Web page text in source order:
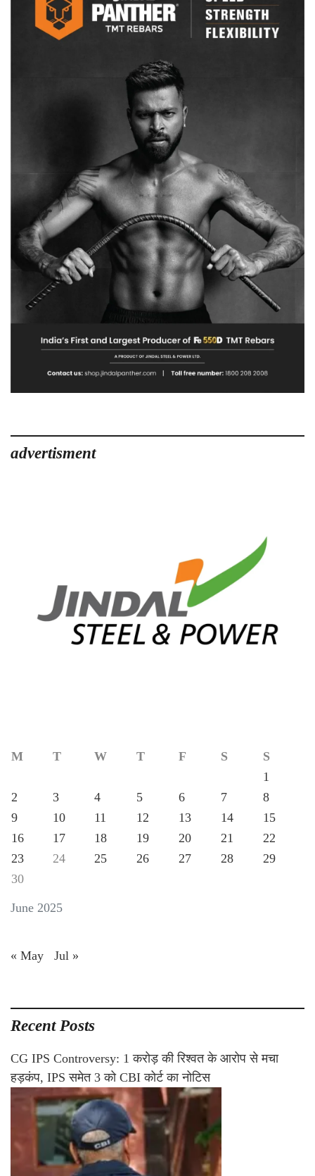
advertisment
June 2025
M T W T F S
S
1
2
3 4 5 6 7
8
9
10 11 12 13 14
15
16
17 18 19 20 21
22
23
24 25 26 27 28
29
30
« May Jul »
Recent Posts
CG IPS Controversy: 1 करोड़ की रिश्वत के आरोप से मचा
हड़कंप, IPS समेत 3 को CBI कोर्ट का नोटिस